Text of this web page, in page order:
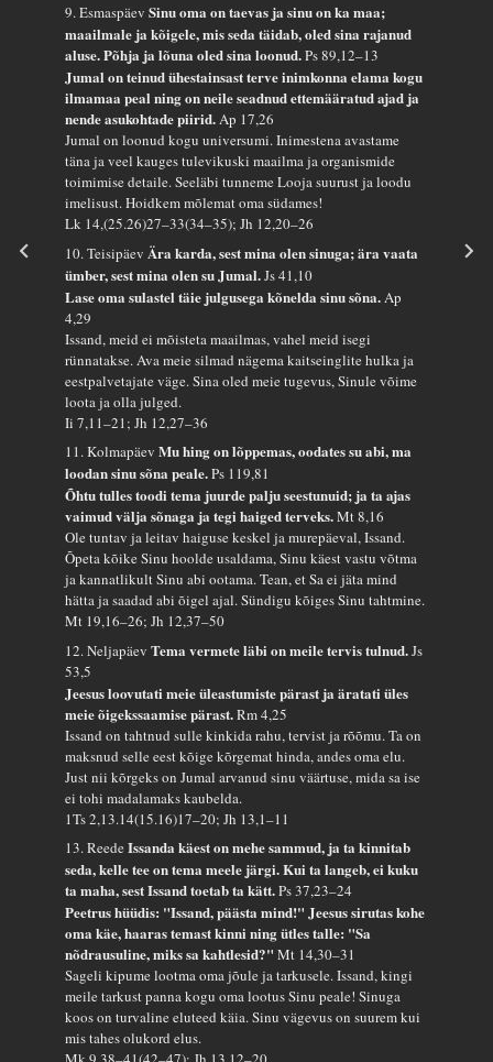
9. EsmaspäevSinu oma on taevas ja sinu on ka maa;
maailmale ja kõigele, mis seda täidab, oled sina rajanud
aluse. Põhja ja lõuna oled sina loonud.Ps 89,12–13
Jumal on teinud ühestainsast terve inimkonna elama kogu
ilmamaa peal ning on neile seadnud ettemääratud ajad ja
nende asukohtade piirid.Ap 17,26
Jumal on loonud kogu universumi. Inimestena avastame
täna ja veel kauges tulevikuski maailma ja organismide
toimimise detaile. Seeläbi tunneme Looja suurust ja loodu
imelisust. Hoidkem mõlemat oma südames!
Lk 14,(25.26)27–33(34–35); Jh 12,20–26
10. Teisipäev Ära karda, sest mina olen sinuga; ära vaata
ümber, sest mina olen su Jumal.Js 41,10
Lase oma sulastel täie julgusega kõnelda sinu sõna. Ap
4,29
Issand, meid ei mõisteta maailmas, vahel meid isegi
rünnatakse. Ava meie silmad nägema kaitseinglite hulka ja
eestpalvetajate väge. Sina oled meie tugevus, Sinule võime
loota ja olla julged.
Ii 7,11–21; Jh 12,27–36
11. KolmapäevMu hing on lõppemas, oodates su abi, ma
loodan sinu sõna peale.Ps 119,81
Õhtu tulles toodi tema juurde palju seestunuid; ja ta ajas
vaimud välja sõnaga ja tegi haiged terveks.Mt 8,16
Ole tuntav ja leitav haiguse keskel ja murepäeval, Issand.
Õpeta kõike Sinu hoolde usaldama, Sinu käest vastu võtma
ja kannatlikult Sinu abi ootama. Tean, et Sa ei jäta mind
hätta ja saadad abi õigel ajal. Sündigu kõiges Sinu tahtmine.
Mt 19,16–26; Jh 12,37–50
12. NeljapäevTema vermete läbi on meile tervis tulnud.Js
53,5
Jeesus loovutati meie üleastumiste pärast ja äratati üles
meie õigekssaamise pärast.Rm 4,25
Issand on tahtnud sulle kinkida rahu, tervist ja rõõmu. Ta on
maksnud selle eest kõige kõrgemat hinda, andes oma elu.
Just nii kõrgeks on Jumal arvanud sinu väärtuse, mida sa ise
ei tohi madalamaks kaubelda.
1Ts 2,13.14(15.16)17–20; Jh 13,1–11
13. ReedeIssanda käest on mehe sammud, ja ta kinnitab
seda, kelle tee on tema meele järgi. Kui ta langeb, ei kuku
ta maha, sest Issand toetab ta kätt.Ps 37,23–24
Peetrus hüüdis: "Issand, päästa mind!" Jeesus sirutas kohe
oma käe, haaras temast kinni ning ütles talle: "Sa
nõdrausuline, miks sa kahtlesid?"Mt 14,30–31
Sageli kipume lootma oma jõule ja tarkusele. Issand, kingi
meile tarkust panna kogu oma lootus Sinu peale! Sinuga
koos on turvaline eluteed käia. Sinu vägevus on suurem kui
mis tahes olukord elus.